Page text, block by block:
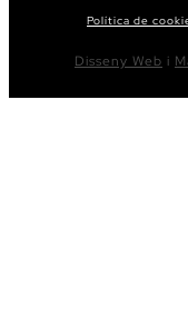
Política de
Disseny Web i